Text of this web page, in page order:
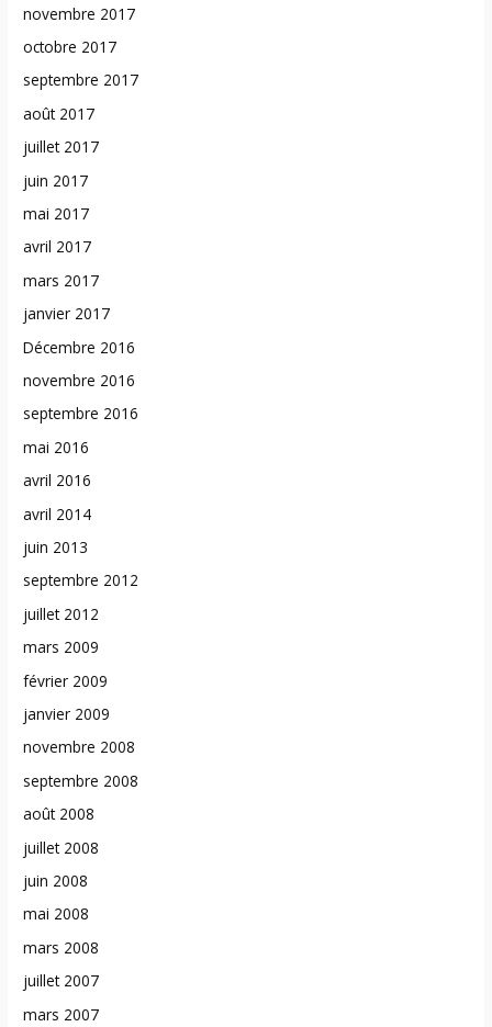
novembre 2017
octobre 2017
septembre 2017
août 2017
juillet 2017
juin 2017
mai 2017
avril 2017
mars 2017
janvier 2017
Décembre 2016
novembre 2016
septembre 2016
mai 2016
avril 2016
avril 2014
juin 2013
septembre 2012
juillet 2012
mars 2009
février 2009
janvier 2009
novembre 2008
septembre 2008
août 2008
juillet 2008
juin 2008
mai 2008
mars 2008
juillet 2007
mars 2007